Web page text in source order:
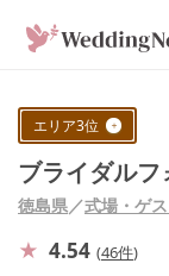
エリア3位
ブライダルフ
徳島県／式場・ゲ
4.54 (46件)